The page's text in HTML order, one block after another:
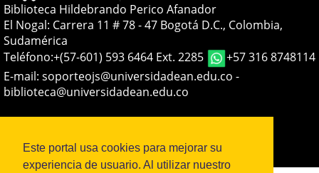
Este portal usa cookies para mejorar su
experiencia de usuario. Al utilizar nuestro
Biblioteca Hildebrando Perico Afanador
El Nogal: Carrera 11 # 78 - 47 Bogotá D.C., Colombia,
Sudamérica
Teléfono:+(57-601) 593 6464 Ext. 2285
+57 316 8748114
E-mail: soporteojs@universidadean.edu.co -
biblioteca@universidadean.edu.co